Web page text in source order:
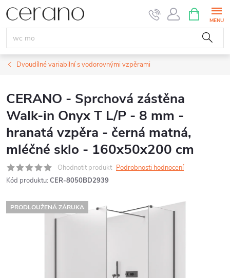
Přejít
na
obsah
NÁKUPNÍ
KOŠÍK
Dvoudílné variabilní s vodorovnými vzpěrami
CERANO - Sprchová zástěna
Walk-in Onyx T L/P - 8 mm -
hranatá vzpěra - černá matná,
mléčné sklo - 160x50x200 cm
Ohodnotit produkt Podrobnosti hodnocení
Kód produktu: CER-8050BD2939
PRODLOUŽENÁ ZÁRUKA